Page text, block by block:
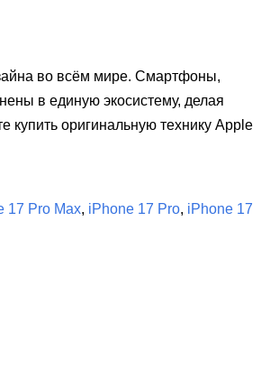
во всём мире. Смартфоны,
в единую экосистему, делая
купить оригинальную технику Apple
17 Pro Max, iPhone 17 Pro, iPhone 17